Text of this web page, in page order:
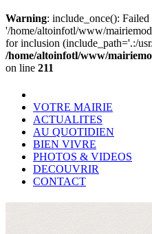
Warning: include_once():
'/home/altoinfotl/www/
for inclusion (include_path='.:/
/home/altoinfotl/www/
on line 211
VOTRE MAIRIE
ACTUALITES
AU QUOTIDIEN
BIEN VIVRE
PHOTOS & VIDEOS
DECOUVRIR
CONTACT